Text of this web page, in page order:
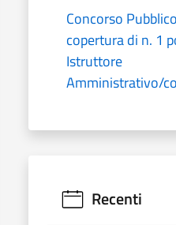
Concorso
copertura di n. 1
Istruttore
Amministrativo/
Recenti